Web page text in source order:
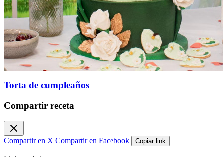
Torta de cumpleaños
Compartir receta
Compartir en X Compartir en Facebook Copiar link